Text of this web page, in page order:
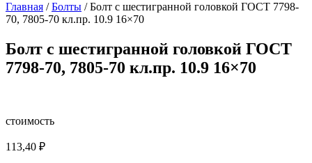
Главная /Болты / Болт с шестигранной головкой ГОСТ 7798-
70, 7805-70 кл.пр. 10.9 16×70
Болт с шестигранной головкой ГОСТ
7798-70, 7805-70 кл.пр. 10.9 16×70
стоимость
113,40 ₽